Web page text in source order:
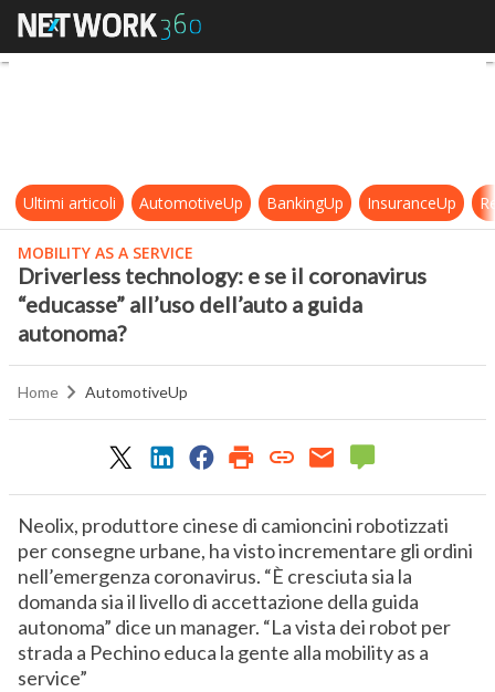
Driverless technology: e se il
Ultimi articoli AutomotiveUp BankingUp InsuranceUp
MOBILITY AS A SERVICE
Driverless technology: e se il coronavirus
“educasse” all’uso dell’auto a guida
autonoma?
Home AutomotiveUp
Neolix, produttore cinese di camioncini robotizzati
per consegne urbane, ha visto incrementare gli ordini
nell’emergenza coronavirus. “È cresciuta sia la
domanda sia il livello di accettazione della guida
autonoma” dice un manager. “La vista dei robot per
strada a Pechino educa la gente alla mobility as a
service”